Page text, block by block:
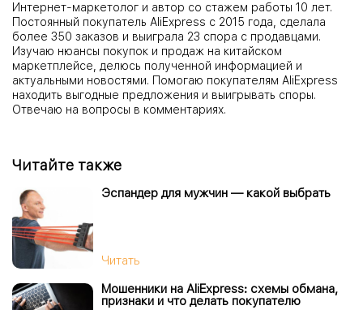
Интернет-маркетолог и автор со стажем работы 10 лет.
Постоянный покупатель AliExpress с 2015 года, сделала
более 350 заказов и выиграла 23 спора с продавцами.
Изучаю нюансы покупок и продаж на китайском
маркетплейсе, делюсь полученной информацией и
актуальными новостями. Помогаю покупателям AliExpress
находить выгодные предложения и выигрывать споры.
Отвечаю на вопросы в комментариях.
Читайте также
Эспандер для мужчин — какой выбрать
Читать
Мошенники на AliExpress: схемы обмана,
признаки и что делать покупателю